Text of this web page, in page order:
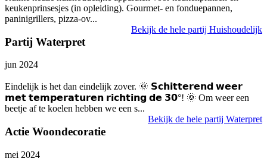
keukenprinsesjes (in opleiding). Gourmet- en fonduepannen,
paninigrillers, pizza-ov...
Bekijk de hele partij Huishoudelijk
Partij Waterpret
jun 2024
Eindelijk is het dan eindelijk zover. 🌞 𝗦𝗰𝗵𝗶𝘁𝘁𝗲𝗿𝗲𝗻𝗱 𝘄𝗲𝗲𝗿
𝗺𝗲𝘁 𝘁𝗲𝗺𝗽𝗲𝗿𝗮𝘁𝘂𝗿𝗲𝗻 𝗿𝗶𝗰𝗵𝘁𝗶𝗻𝗴 𝗱𝗲 𝟯𝟬°! 🌞 Om weer een
beetje af te koelen hebben we een s...
Bekijk de hele partij Waterpret
Actie Woondecoratie
mei 2024